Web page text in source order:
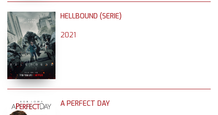
HELLBOUND (SERIE)
2021
A PERFECT DAY